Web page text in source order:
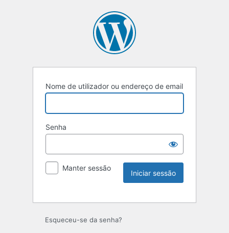
Nome de utilizador ou endereço de email
Senha
Manter sessão
Esqueceu-se da senha?